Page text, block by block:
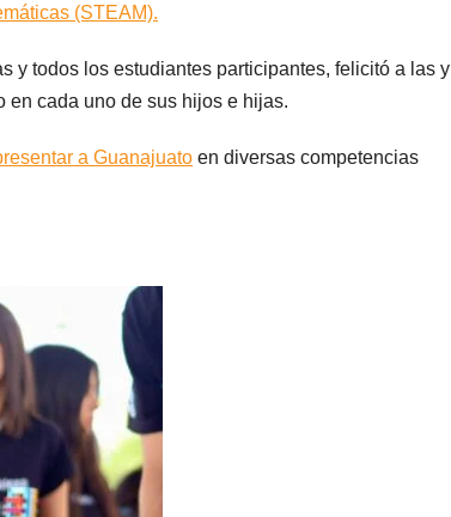
(STEAM).
y todos los estudiantes participantes, felicitó a las y
en cada uno de sus hijos e hijas.
a Guanajuato en diversas competencias